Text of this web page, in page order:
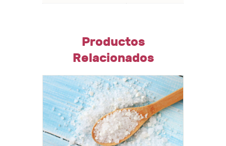
Productos
Relacionados